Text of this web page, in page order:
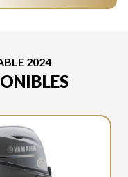
2024